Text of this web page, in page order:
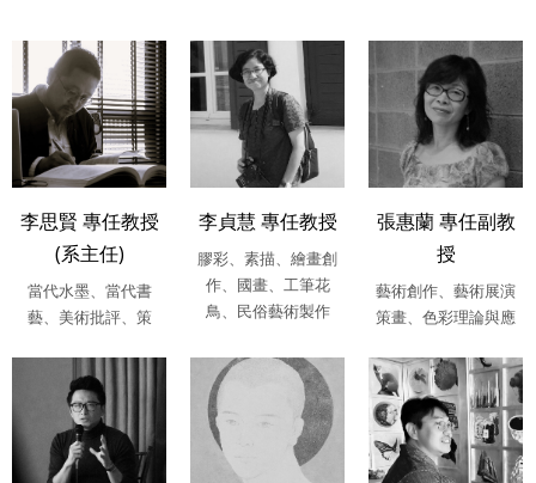
李思賢 專任教授
(系主任)
當代水墨、當代書
藝、美術批評、策
西比較美術史、公....
李貞慧 專任教授
膠彩、素描、繪畫創
作、國畫、工筆花
鳥、民俗藝術製作
張惠蘭 專任副教
授
藝術創作、藝術展演
策畫、色彩理論與應
介入空間、....